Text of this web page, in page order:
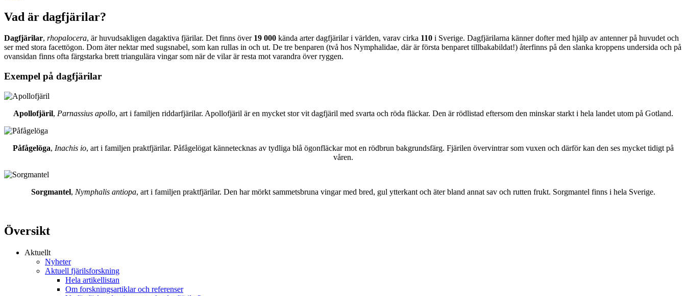
Vad är dagfjärilar?
Dagfjärilar, rhopalocera, är huvudsakligen dagaktiva fjärilar. Det finns över 19 000 kända arter dagfjärilar i världen, varav cirka 110 i Sverige. Dagfjärilarna känner dofter med hjälp av antenner på huvudet och
ser med stora facettögon. Dom äter nektar med sugsnabel, som kan rullas in och ut. De tre benparen (två hos Nymphalidae, där är första benparet tillbakabildat!) återfinns på den slanka kroppens undersida och på
ovansidan finns ofta färgstarka brett triangulära vingar som när de vilar är resta mot varandra över ryggen.
Exempel på dagfjärilar
Apollofjäril, Parnassius apollo, art i familjen riddarfjärilar. Apollofjäril är en mycket stor vit dagfjäril med svarta och röda fläckar. Den är rödlistad eftersom den minskar starkt i hela landet utom på Gotland.
Påfågelöga, Inachis io, art i familjen praktfjärilar. Påfågelögat kännetecknas av tydliga blå ögonfläckar mot en rödbrun bakgrundsfärg. Fjärilen övervintrar som vuxen och därför kan den ses mycket tidigt på
våren.
Sorgmantel, Nymphalis antiopa, art i familjen praktfjärilar. Den har mörkt sammetsbruna vingar med bred, gul ytterkant och äter bland annat sav och rutten frukt. Sorgmantel finns i hela Sverige.
Översikt
Aktuellt
Nyheter
Aktuell fjärilsforskning
Hela artikellistan
Om forskningsartiklar och referenser